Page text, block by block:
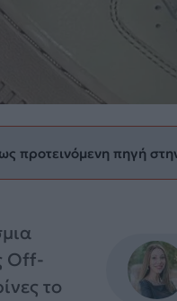
προτεινόμενη πηγή
Off-
το